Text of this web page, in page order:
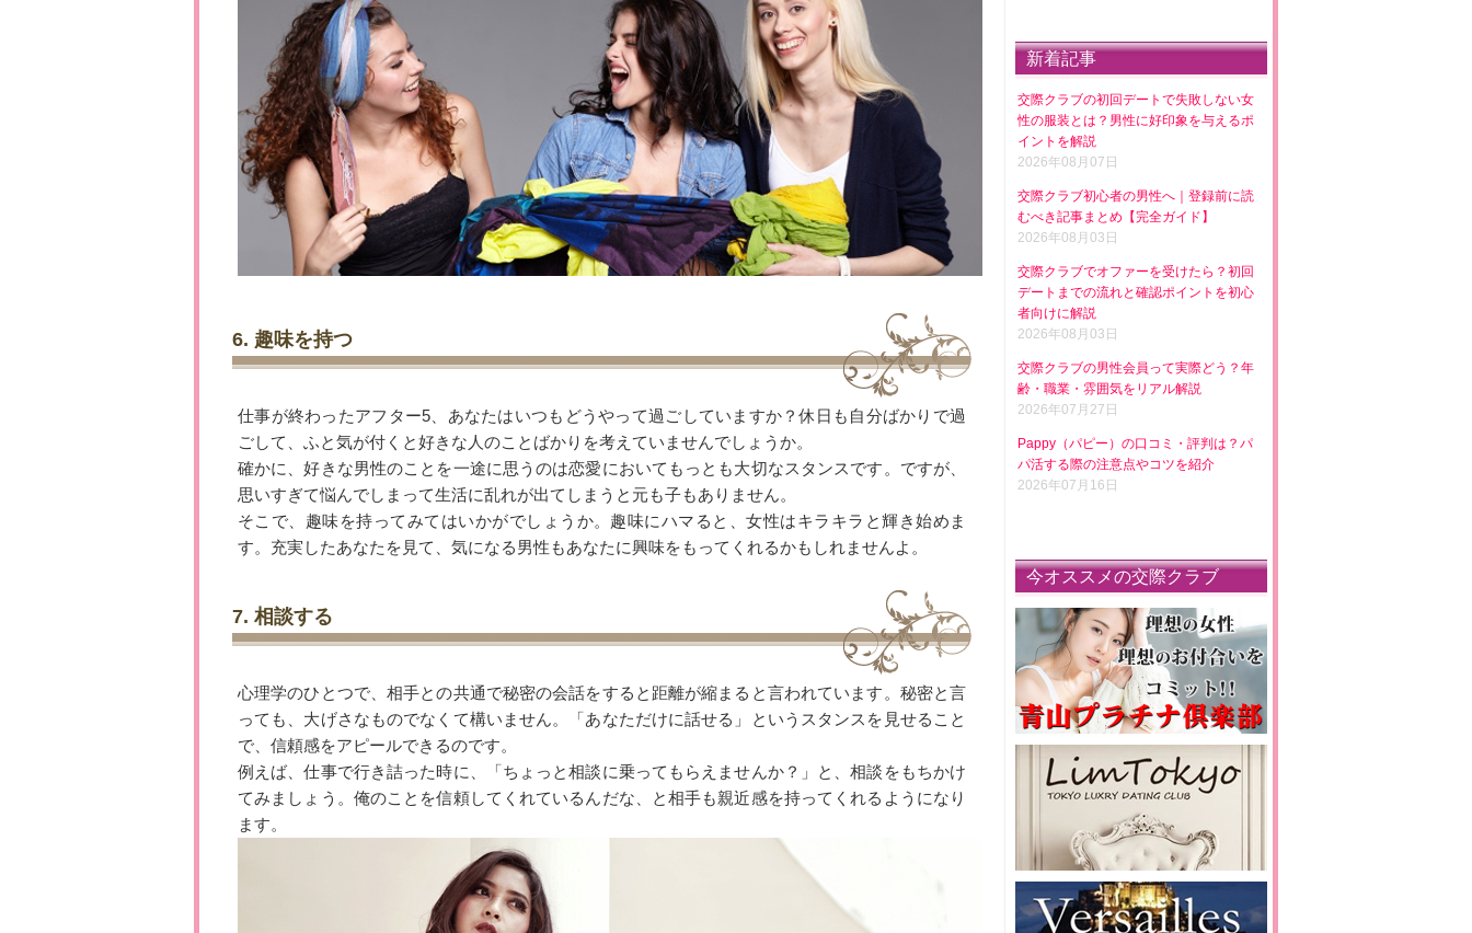
6. 趣味を持つ
仕事が終わったアフター5、あなたはいつもどうやって過ごしていますか？休日も自分ばかりで過
ごして、ふと気が付くと好きな人のことばかりを考えていませんでしょうか。
確かに、好きな男性のことを一途に思うのは恋愛においてもっとも大切なスタンスです。ですが、
思いすぎて悩んでしまって生活に乱れが出てしまうと元も子もありません。
そこで、趣味を持ってみてはいかがでしょうか。趣味にハマると、女性はキラキラと輝き始めま
す。充実したあなたを見て、気になる男性もあなたに興味をもってくれるかもしれませんよ。
7. 相談する
心理学のひとつで、相手との共通で秘密の会話をすると距離が縮まると言われています。秘密と言
っても、大げさなものでなくて構いません。「あなただけに話せる」というスタンスを見せること
で、信頼感をアピールできるのです。
例えば、仕事で行き詰った時に、「ちょっと相談に乗ってもらえませんか？」と、相談をもちかけ
てみましょう。俺のことを信頼してくれているんだな、と相手も親近感を持ってくれるようになり
ます。
新着記事
交際クラブの初回デートで失敗しない女
性の服装とは？男性に好印象を与えるポ
イントを解説
2026年08月07日
交際クラブ初心者の男性へ｜登録前に読
むべき記事まとめ【完全ガイド】
2026年08月03日
交際クラブでオファーを受けたら？初回
デートまでの流れと確認ポイントを初心
者向けに解説
2026年08月03日
交際クラブの男性会員って実際どう？年
齢・職業・雰囲気をリアル解説
2026年07月27日
Pappy（パピー）の口コミ・評判は？パ
パ活する際の注意点やコツを紹介
2026年07月16日
今オススメの交際クラブ